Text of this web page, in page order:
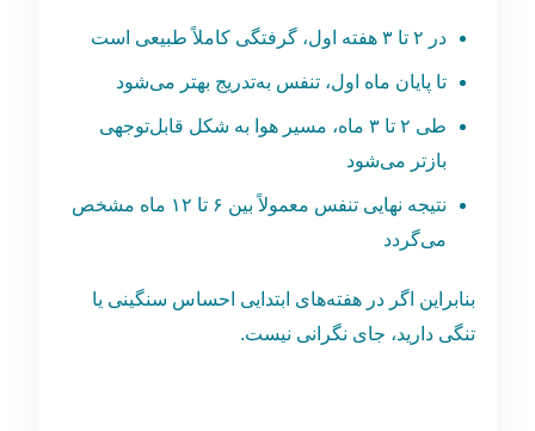
در ۲ تا ۳ هفته اول، گرفتگی کاملاً طبیعی است
تا پایان ماه اول، تنفس به‌تدریج بهتر می‌شود
طی ۲ تا ۳ ماه، مسیر هوا به شکل قابل‌توجهی
بازتر می‌شود
نتیجه نهایی تنفس معمولاً بین ۶ تا ۱۲ ماه مشخص
می‌گردد
بنابراین اگر در هفته‌های ابتدایی احساس سنگینی یا
تنگی دارید، جای نگرانی نیست.